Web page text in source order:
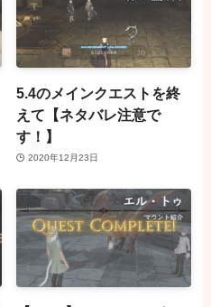
5.4のメインクエストを終
えて【ネタバレ注意で
す！】
2020年12月23日